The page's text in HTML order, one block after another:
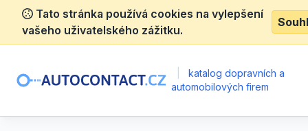
Tato stránka používá cookies na vylepšení
vašeho uživatelského zážitku.
katalog dopravních a
automobilových firem